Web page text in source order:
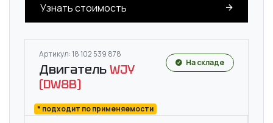
Узнать стоимость
Артикул: 18 102 539 878
ДвигательWJY
(DW8B)
* подходит по применяемости
На складе